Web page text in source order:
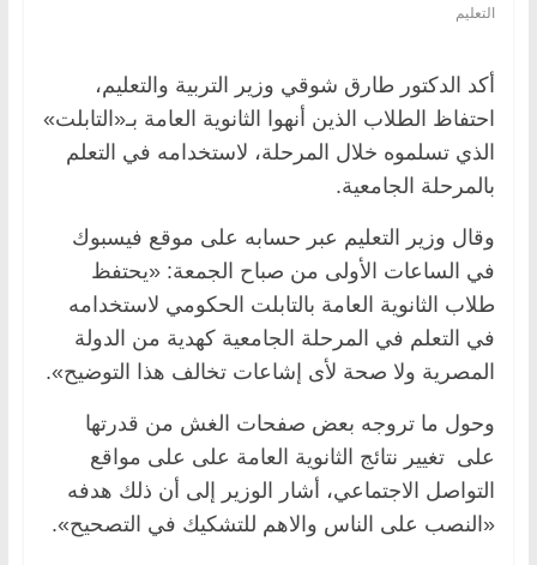
التعليم
أكد الدكتور طارق شوقي وزير التربية والتعليم،
احتفاظ الطلاب الذين أنهوا الثانوية العامة بـ«التابلت»
الذي تسلموه خلال المرحلة، لاستخدامه في التعلم
بالمرحلة الجامعية.
وقال وزير التعليم عبر حسابه على موقع فيسبوك
في الساعات الأولى من صباح الجمعة: «يحتفظ
طلاب الثانوية العامة بالتابلت الحكومي لاستخدامه
في التعلم في المرحلة الجامعية كهدية من الدولة
المصرية ولا صحة لأى إشاعات تخالف هذا التوضيح».
وحول ما تروجه بعض صفحات الغش من قدرتها
على تغيير نتائج الثانوية العامة على على مواقع
التواصل الاجتماعي، أشار الوزير إلى أن ذلك هدفه
«النصب على الناس والاهم للتشكيك في التصحيح».